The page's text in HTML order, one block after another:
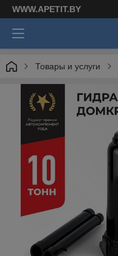
WWW.APETIT.BY
Товары и услуги